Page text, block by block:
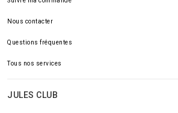
Nous contacter
Questions fréquentes
Tous nos services
JULES CLUB